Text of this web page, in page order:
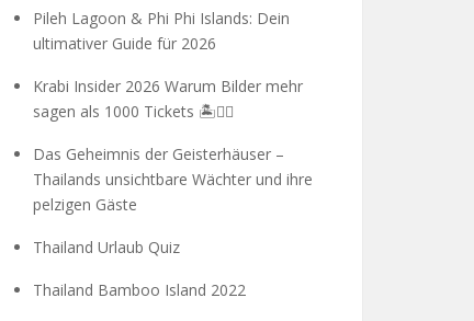
Pileh Lagoon & Phi Phi Islands: Dein
ultimativer Guide für 2026
Krabi Insider 2026 Warum Bilder mehr
sagen als 1000 Tickets 🏝️🧗‍♂️
Das Geheimnis der Geisterhäuser –
Thailands unsichtbare Wächter und ihre
pelzigen Gäste
Thailand Urlaub Quiz
Thailand Bamboo Island 2022